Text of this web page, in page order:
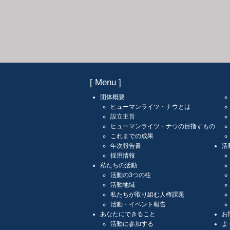
[ Menu ]
団体概要
ヒューマンライツ・ナウとは
設立主旨
ヒューマンライツ・ナウの目指すもの
これまでの成果
年次報告書
採用情報
私たちの活動
活動の3つの柱
活動地域
私たちが取り組む人権課題
活動・イベント報告
あなたにできること
活動に参加する
活
お
よ